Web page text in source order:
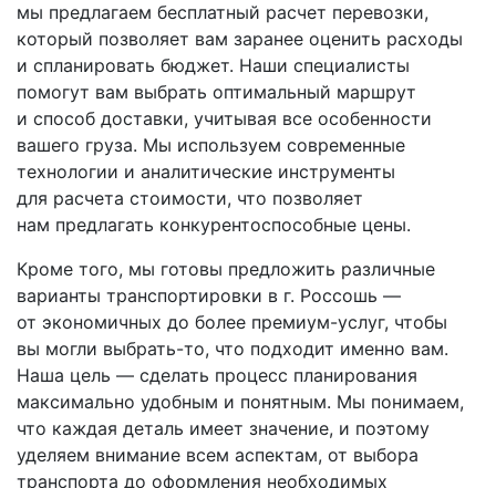
мы предлагаем бесплатный расчет перевозки,
который позволяет вам заранее оценить расходы
и спланировать бюджет. Наши специалисты
помогут вам выбрать оптимальный маршрут
и способ доставки, учитывая все особенности
вашего груза. Мы используем современные
технологии и аналитические инструменты
для расчета стоимости, что позволяет
нам предлагать конкурентоспособные цены.
Кроме того, мы готовы предложить различные
варианты транспортировки в г. Россошь —
от экономичных до более премиум-услуг, чтобы
вы могли выбрать-то, что подходит именно вам.
Наша цель — сделать процесс планирования
максимально удобным и понятным. Мы понимаем,
что каждая деталь имеет значение, и поэтому
уделяем внимание всем аспектам, от выбора
транспорта до оформления необходимых